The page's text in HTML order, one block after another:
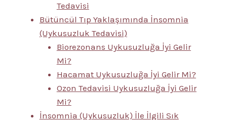
Tedavisi
Bütüncül Tıp Yaklaşımında İnsomnia
(Uykusuzluk Tedavisi)
Biorezonans Uykusuzluğa İyi Gelir
Mi?
Hacamat Uykusuzluğa İyi Gelir Mi?
Ozon Tedavisi Uykusuzluğa İyi Gelir
Mi?
İnsomnia (Uykusuzluk) İle İlgili Sık